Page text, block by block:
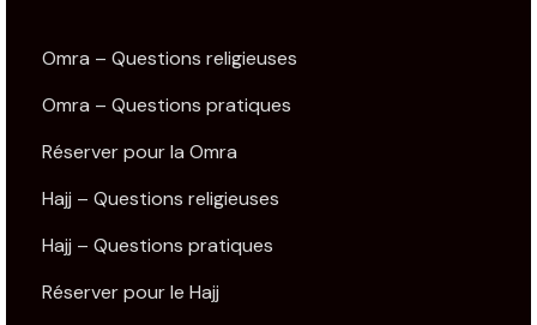
Omra – Questions religieuses
Omra – Questions pratiques
Réserver pour la Omra
Hajj – Questions religieuses
Hajj – Questions pratiques
Réserver pour le Hajj